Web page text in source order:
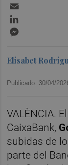
Elísabet
Publicado: 30/04/
VALÈNCIA.
CaixaBank,
subidas de
parte del